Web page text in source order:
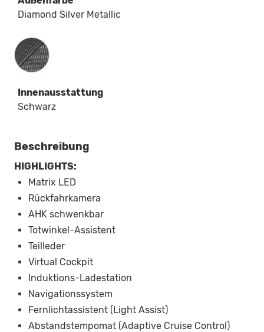
Diamond Silver Metallic
Innenausstattung
Innenausstattung
Schwarz
Beschreibung
HIGHLIGHTS:
Matrix LED
Rückfahrkamera
AHK schwenkbar
Totwinkel-Assistent
Teilleder
Virtual Cockpit
Induktions-Ladestation
Navigationssystem
Fernlichtassistent (Light Assist)
Abstandstempomat (Adaptive Cruise Control)